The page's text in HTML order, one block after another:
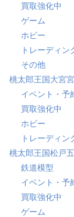
買取強化中
ゲーム
ホビー
トレーディン
その他
桃太郎王国大宮
イベント・予
買取強化中
ホビー
トレーディン
桃太郎王国松戸
鉄道模型
イベント・予
買取強化中
ゲーム